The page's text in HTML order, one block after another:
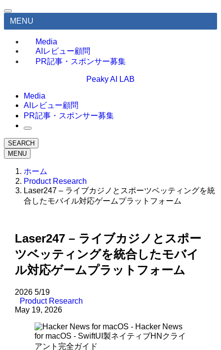
MENU
Media
AIレビュー顧問
PR記事・スポンサー募集
Peaky AI LAB
Media
AIレビュー顧問
PR記事・スポンサー募集
SEARCH
MENU
ホーム
Product Research
Laser247 – ライブカジノとスポーツベッティングを統
合したモバイル対応ゲームプラットフォーム
Laser247 – ライブカジノとスポー
ツベッティングを統合したモバイ
ル対応ゲームプラットフォーム
2026 5/19
Product Research
May 19, 2026